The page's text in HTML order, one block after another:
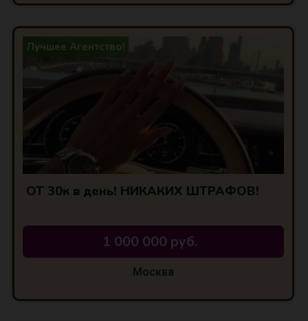
Лучшее Агентство!
ОТ 30к в день! НИКАКИХ ШТРАФОВ!
1 000 000 руб.
Москва